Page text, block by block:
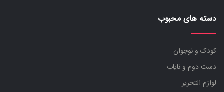
دسته های محبوب
کودک و نوجوان
دست دوم و نایاب
لوازم التحریر